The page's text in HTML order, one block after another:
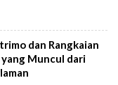
dan Rangkaian
Muncul dari